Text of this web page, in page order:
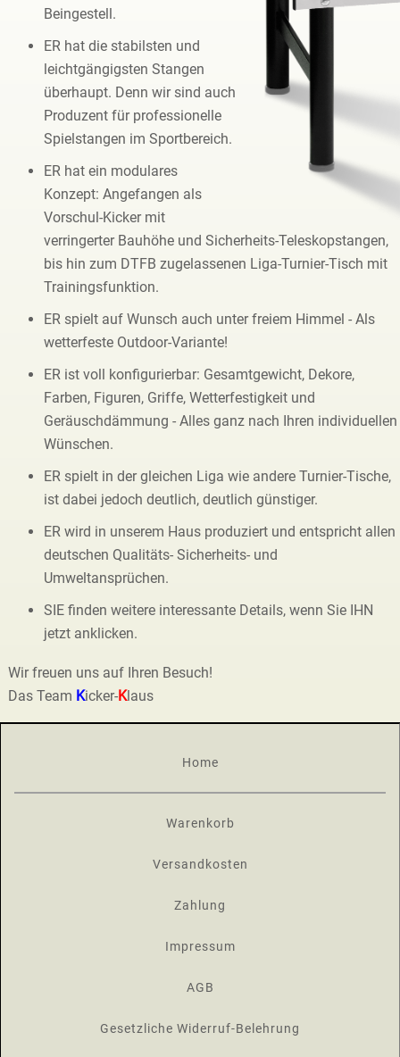
Beingestell.
ER hat die stabilsten und
leichtgängigsten Stangen
überhaupt. Denn wir sind auch
Produzent für professionelle
Spielstangen im Sportbereich.
ER hat ein modulares
Konzept: Angefangen als
Vorschul-Kicker mit
verringerter Bauhöhe und Sicherheits-Teleskopstangen,
bis hin zum DTFB zugelassenen Liga-Turnier-Tisch mit
Trainingsfunktion.
ER spielt auf Wunsch auch unter freiem Himmel - Als
wetterfeste Outdoor-Variante!
ER ist voll konfigurierbar: Gesamtgewicht, Dekore,
Farben, Figuren, Griffe, Wetterfestigkeit und
Geräuschdämmung - Alles ganz nach Ihren individuellen
Wünschen.
ER spielt in der gleichen Liga wie andere Turnier-Tische,
ist dabei jedoch deutlich, deutlich günstiger.
ER wird in unserem Haus produziert und entspricht allen
deutschen Qualitäts- Sicherheits- und
Umweltansprüchen.
SIE finden weitere interessante Details, wenn Sie IHN
jetzt anklicken.
Wir freuen uns auf Ihren Besuch!
Das Team Kicker-Klaus
Home
Warenkorb
Versandkosten
Zahlung
Impressum
AGB
Gesetzliche Widerruf-Belehrung